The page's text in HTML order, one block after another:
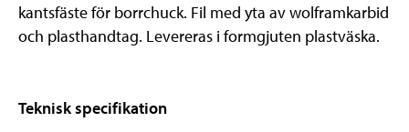
kantsfäste för borrchuck. Fil med yta av wolframkarbid
och plasthandtag. Levereras i formgjuten plastväska.
Teknisk specifikation